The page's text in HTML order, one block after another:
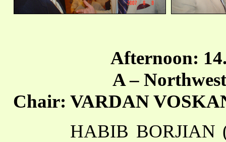
Afternoon:
A –
Chair: VARDAN
HABIB BORJIAN